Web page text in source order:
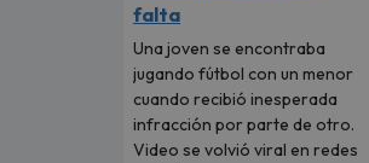
falta
Una joven se encontraba
jugando fútbol con un menor
cuando recibió inesperada
infracción por parte de otro.
Video se volvió viral en redes